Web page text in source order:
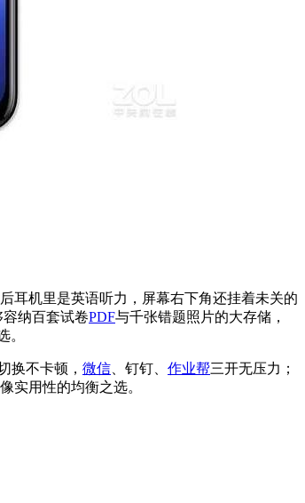
耳机里是英语听力，屏幕右下角还挂着未关的
纳百套试卷PDF与千张错题照片的大存储，
。
换不卡顿， 微信 、钉钉、 作业帮三开无压力；
实用性的均衡之选。